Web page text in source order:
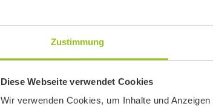
Zustimmung
Diese Webseite verwendet Cookies
Wir verwenden Cookies, um Inhalte und